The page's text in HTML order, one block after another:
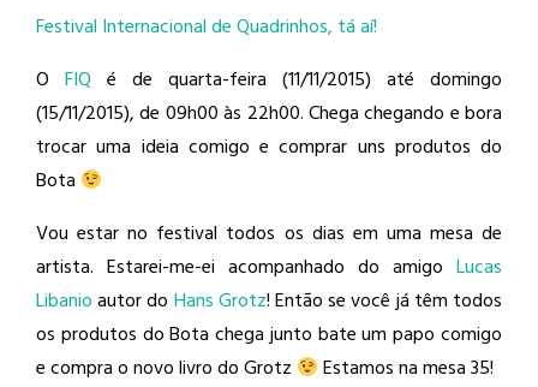
Festival Internacional de Quadrinhos, tá aí!
O FIQ é de quarta-feira (11/11/2015) até domingo
(15/11/2015), de 09h00 às 22h00. Chega chegando e bora
trocar uma ideia comigo e comprar uns produtos do
Bota
Vou estar no festival todos os dias em uma mesa de
artista. Estarei-me-ei acompanhado do amigo Lucas
Libanio​ autor do Hans Grotz​! Então se você já têm todos
os produtos do Bota chega junto bate um papo comigo
e compra o novo livro do Grotz
Estamos na mesa 35!